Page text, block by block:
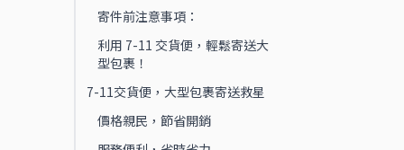
寄件前注意事項：
利用 7-11 交貨便，輕鬆寄送大
型包裹！
7-11交貨便，大型包裹寄送救星
價格親民，節省開銷